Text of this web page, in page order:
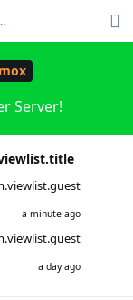
Server!
a minute ago
a day ago